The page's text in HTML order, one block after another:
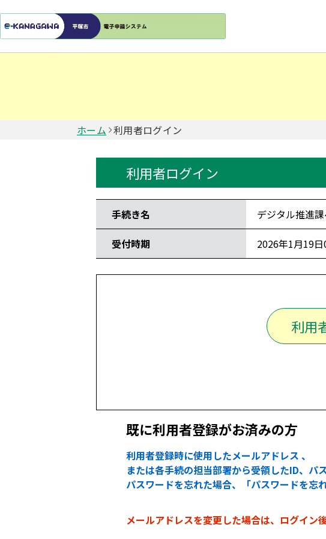
ホーム 利用者ログイン
利用者ログイン
手続き名 デジタル推進
受付時期 2026年1月19
利用
既に利用者登録がお済みの方
利用者登録時に使用したメールアドレス 、
または各手続の担当部署から受領したID、パ
パスワードを忘れた場合、「パスワードを忘
メールアドレスを変更した場合は、ログイン